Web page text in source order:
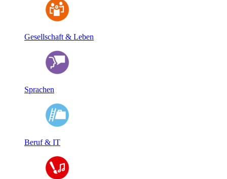
Gesellschaft & Leben
Sprachen
Beruf & IT